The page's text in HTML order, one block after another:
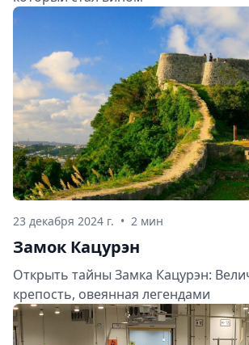
23 декабря 2024 г. • 2 мин
Замок Кацурэн
Открыть тайны Замка Кацурэн:
крепость, овеянная легендами